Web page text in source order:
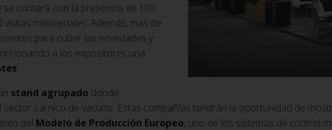
se contará con la presencia de 100
ministeriales. Además, más de
para cubrir las novedades y
a los expositores una
.
stand agrupado donde
sector cárnico de vacuno. Estas compañías tendrán la oportunidad de
del Modelo de Producción Europeo, uno de los sistemas de control